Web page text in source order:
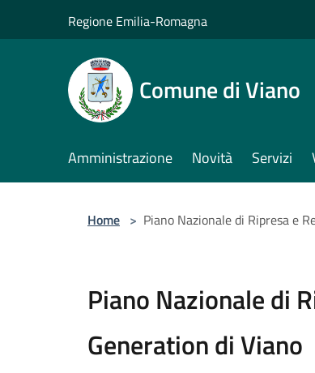
Regione Emilia-Romagna
Comune di Viano
Amministrazione Novità Servizi
Home > Piano Nazionale di Ripresa e
Piano Nazionale di
Generation di Viano